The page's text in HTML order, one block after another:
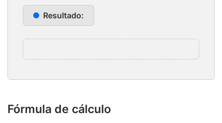
Resultado:
Fórmula de cálculo